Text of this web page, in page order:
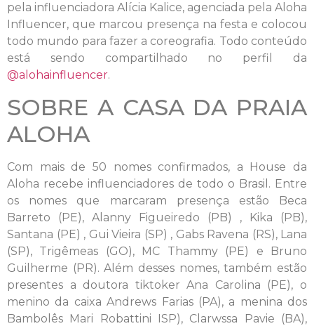
pela influenciadora Alícia Kalice, agenciada pela Aloha
Influencer, que marcou presença na festa e colocou
todo mundo para fazer a coreografia. Todo conteúdo
está sendo compartilhado no perfil da
@alohainfluencer.
SOBRE A CASA DA PRAIA
ALOHA
Com mais de 50 nomes confirmados, a House da
Aloha recebe influenciadores de todo o Brasil. Entre
os nomes que marcaram presença estão Beca
Barreto (PE), Alanny Figueiredo (PB) , Kika (PB),
Santana (PE) , Gui Vieira (SP) , Gabs Ravena (RS), Lana
(SP), Trigêmeas (GO), MC Thammy (PE) e Bruno
Guilherme (PR). Além desses nomes, também estão
presentes a doutora tiktoker Ana Carolina (PE), o
menino da caixa Andrews Farias (PA), a menina dos
Bambolês Mari Robattini ISP), Clarwssa Pavie (BA),